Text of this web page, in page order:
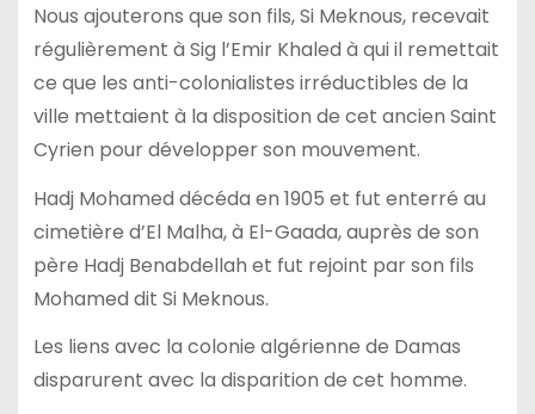
Nous ajouterons que son fils, Si Meknous, recevait
régulièrement à Sig l’Emir Khaled à qui il remettait
ce que les anti-colonialistes irréductibles de la
ville mettaient à la disposition de cet ancien Saint
Cyrien pour développer son mouvement.
Hadj Mohamed décéda en 1905 et fut enterré au
cimetière d’El Malha, à El-Gaada, auprès de son
père Hadj Benabdellah et fut rejoint par son fils
Mohamed dit Si Meknous.
Les liens avec la colonie algérienne de Damas
disparurent avec la disparition de cet homme.